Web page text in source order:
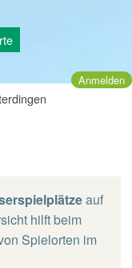
Anmelden
auf
hilft beim
Spielorten im